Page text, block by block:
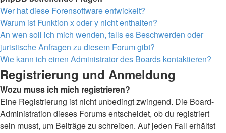
Wer hat diese Forensoftware entwickelt?
Warum ist Funktion x oder y nicht enthalten?
An wen soll ich mich wenden, falls es Beschwerden oder
juristische Anfragen zu diesem Forum gibt?
Wie kann ich einen Administrator des Boards kontaktieren?
Registrierung und Anmeldung
Wozu muss ich mich registrieren?
Eine Registrierung ist nicht unbedingt zwingend. Die Board-
Administration dieses Forums entscheidet, ob du registriert
sein musst, um Beiträge zu schreiben. Auf jeden Fall erhältst